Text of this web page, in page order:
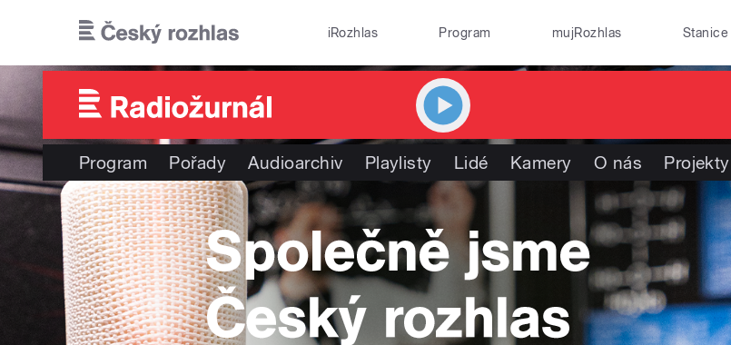
iRozhlas Program mujRozhlas Stanice
Program Pořady Audioarchiv Playlisty Lidé Kamery O nás Projekty